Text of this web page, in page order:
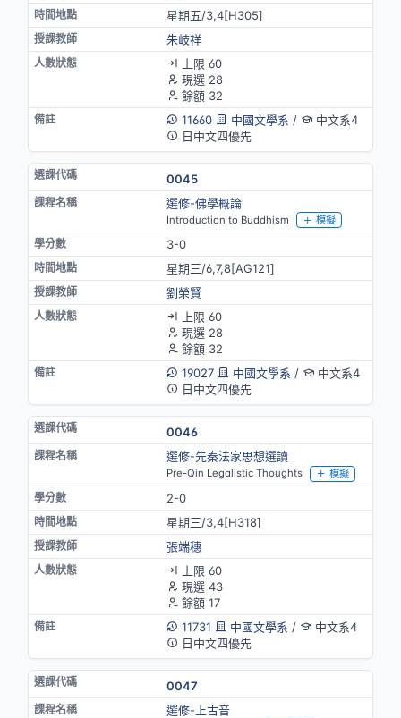
星期五/3,4[H305]
朱岐祥
上限 60
現選 28
餘額 32
11660
中國文學系 /
中文系4
日中文四優先
0045
選修-佛學概論
Introduction to Buddhism 模擬
3-0
星期三/6,7,8[AG121]
劉榮賢
上限 60
現選 28
餘額 32
19027
中國文學系 /
中文系4
日中文四優先
0046
選修-先秦法家思想選讀
Pre-Qin Legalistic Thoughts 模擬
2-0
星期三/3,4[H318]
張端穗
上限 60
現選 43
餘額 17
11731
中國文學系 /
中文系4
日中文四優先
0047
選修-上古音